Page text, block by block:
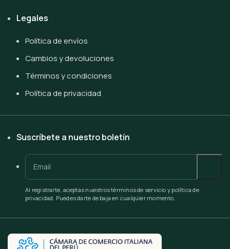
Legales
Política de envíos
Cambios y devoluciones
Términos y condiciones
Política de privacidad
Suscríbete a nuestro boletín
Al registrarte, aceptas nuestros términos de servicio y política de
privacidad. Puedes darte de baja en cualquier momento.